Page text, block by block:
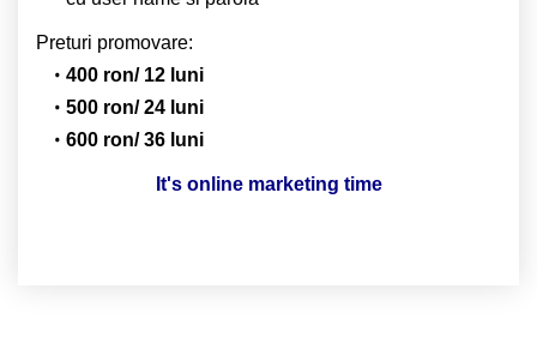
Preturi promovare:
400 ron/ 12 luni
500 ron/ 24 luni
600 ron/ 36 luni
It's online marketing time